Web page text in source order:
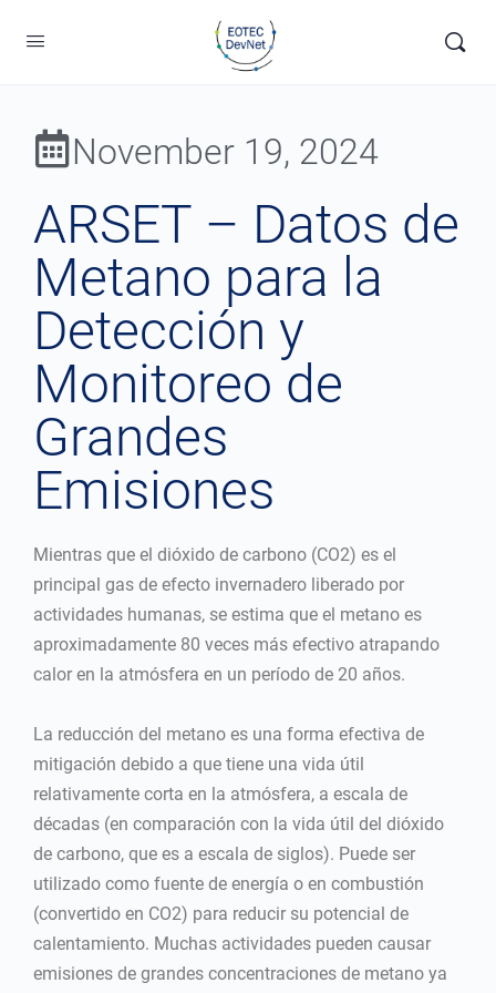
November 19, 2024
ARSET – Datos de
Metano para la
Detección y
Monitoreo de
Grandes
Emisiones
Mientras que el dióxido de carbono (CO2) es el
principal gas de efecto invernadero liberado por
actividades humanas, se estima que el metano es
aproximadamente 80 veces más efectivo atrapando
calor en la atmósfera en un período de 20 años.
La reducción del metano es una forma efectiva de
mitigación debido a que tiene una vida útil
relativamente corta en la atmósfera, a escala de
décadas (en comparación con la vida útil del dióxido
de carbono, que es a escala de siglos). Puede ser
utilizado como fuente de energía o en combustión
(convertido en CO2) para reducir su potencial de
calentamiento. Muchas actividades pueden causar
emisiones de grandes concentraciones de metano ya